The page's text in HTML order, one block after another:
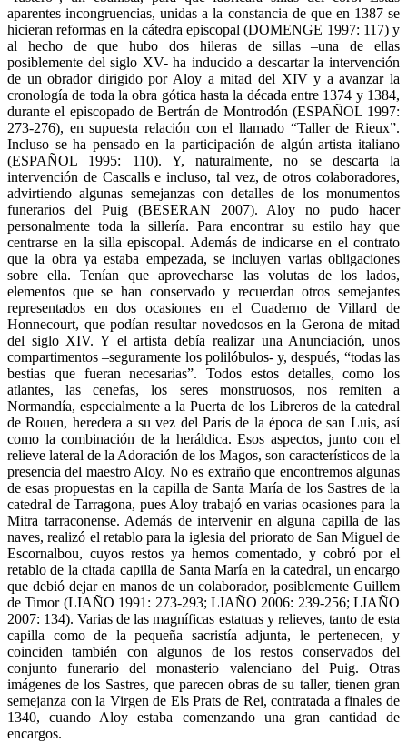
aparentes incongruencias, unidas a la constancia de que en 1387 se
hicieran reformas en la cátedra episcopal (DOMENGE 1997: 117) y
al hecho de que hubo dos hileras de sillas –una de ellas
posiblemente del siglo XV- ha inducido a descartar la intervención
de un obrador dirigido por Aloy a mitad del XIV y a avanzar la
cronología de toda la obra gótica hasta la década entre 1374 y 1384,
durante el episcopado de Bertrán de Montrodón (ESPAÑOL 1997:
273-276), en supuesta relación con el llamado “Taller de Rieux”.
Incluso se ha pensado en la participación de algún artista italiano
(ESPAÑOL 1995: 110). Y, naturalmente, no se descarta la
intervención de Cascalls e incluso, tal vez, de otros colaboradores,
advirtiendo algunas semejanzas con detalles de los monumentos
funerarios del Puig (BESERAN 2007). Aloy no pudo hacer
personalmente toda la sillería. Para encontrar su estilo hay que
centrarse en la silla episcopal. Además de indicarse en el contrato
que la obra ya estaba empezada, se incluyen varias obligaciones
sobre ella. Tenían que aprovecharse las volutas de los lados,
elementos que se han conservado y recuerdan otros semejantes
representados en dos ocasiones en el Cuaderno de Villard de
Honnecourt, que podían resultar novedosos en la Gerona de mitad
del siglo XIV. Y el artista debía realizar una Anunciación, unos
compartimentos –seguramente los polilóbulos- y, después, “todas las
bestias que fueran necesarias”. Todos estos detalles, como los
atlantes, las cenefas, los seres monstruosos, nos remiten a
Normandía, especialmente a la Puerta de los Libreros de la catedral
de Rouen, heredera a su vez del París de la época de san Luis, así
como la combinación de la heráldica. Esos aspectos, junto con el
relieve lateral de la Adoración de los Magos, son característicos de la
presencia del maestro Aloy. No es extraño que encontremos algunas
de esas propuestas en la capilla de Santa María de los Sastres de la
catedral de Tarragona, pues Aloy trabajó en varias ocasiones para la
Mitra tarraconense. Además de intervenir en alguna capilla de las
naves, realizó el retablo para la iglesia del priorato de San Miguel de
Escornalbou, cuyos restos ya hemos comentado, y cobró por el
retablo de la citada capilla de Santa María en la catedral, un encargo
que debió dejar en manos de un colaborador, posiblemente Guillem
de Timor (LIAÑO 1991: 273-293; LIAÑO 2006: 239-256; LIAÑO
2007: 134). Varias de las magníficas estatuas y relieves, tanto de esta
capilla como de la pequeña sacristía adjunta, le pertenecen, y
coinciden también con algunos de los restos conservados del
conjunto funerario del monasterio valenciano del Puig. Otras
imágenes de los Sastres, que parecen obras de su taller, tienen gran
semejanza con la Virgen de Els Prats de Rei, contratada a finales de
1340, cuando Aloy estaba comenzando una gran cantidad de
encargos.